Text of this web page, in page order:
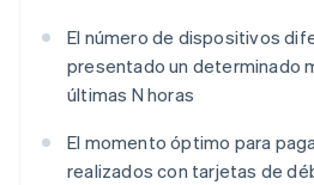
El número de dispositivos
presentado un determinado
últimas N horas
El momento óptimo para
realizados con tarjetas de